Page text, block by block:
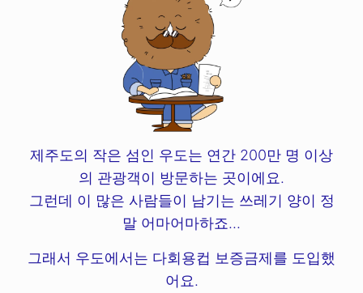
제주도의 작은 섬인 우도는 연간 200만 명 이상
의 관광객이 방문하는 곳이에요.
그런데 이 많은 사람들이 남기는 쓰레기 양이 정
말 어마어마하죠...
그래서 우도에서는 다회용컵 보증금제를 도입했
어요.